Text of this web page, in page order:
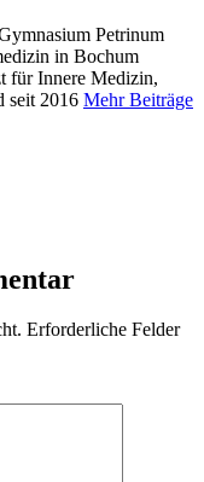
Petrinum
in Bochum
für Innere Medizin,
seit 2016 Mehr Beiträge
Erforderliche Felder